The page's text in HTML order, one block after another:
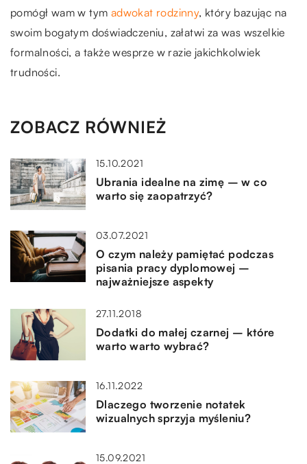
pomógł wam w tym adwokat rodzinny, który bazując na
swoim bogatym doświadczeniu, załatwi za was wszelkie
formalności, a także wesprze w razie jakichkolwiek
trudności.
ZOBACZ RÓWNIEŻ
15.10.2021
Ubrania idealne na zimę – w co
warto się zaopatrzyć?
03.07.2021
O czym należy pamiętać podczas
pisania pracy dyplomowej –
najważniejsze aspekty
27.11.2018
Dodatki do małej czarnej – które
warto warto wybrać?
16.11.2022
Dlaczego tworzenie notatek
wizualnych sprzyja myśleniu?
15.09.2021